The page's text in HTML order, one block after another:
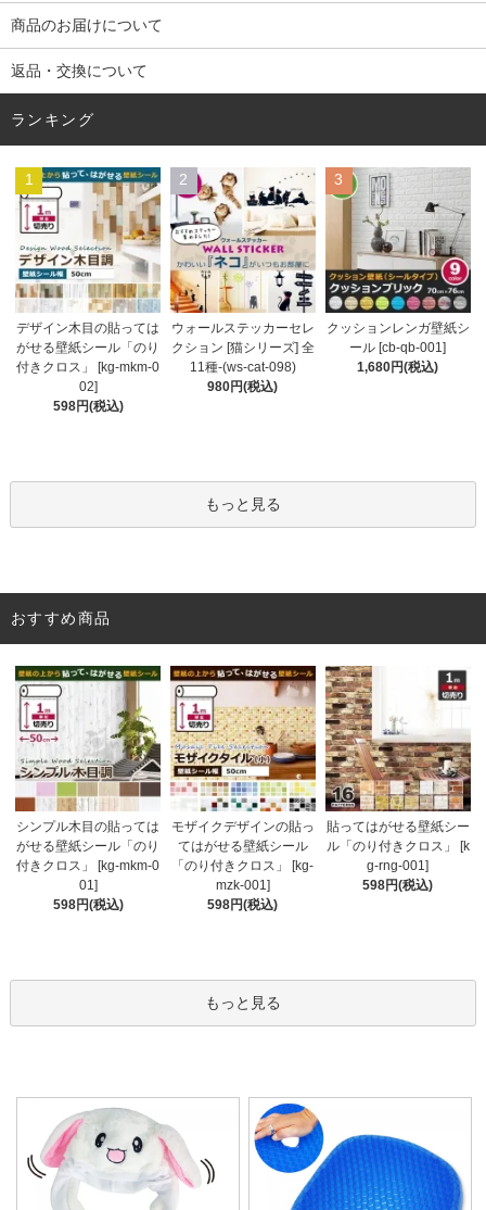
商品のお届けについて
返品・交換について
ランキング
1
デザイン木目の貼っては
がせる壁紙シール「のり
付きクロス」 [kg-mkm-0
02]
598円(税込)
2
ウォールステッカーセレ
クション [猫シリーズ] 全
11種-(ws-cat-098)
980円(税込)
3
クッションレンガ壁紙シ
ール [cb-qb-001]
1,680円(税込)
もっと見る
おすすめ商品
シンプル木目の貼っては
がせる壁紙シール「のり
付きクロス」 [kg-mkm-0
01]
598円(税込)
モザイクデザインの貼っ
てはがせる壁紙シール
「のり付きクロス」 [kg-
mzk-001]
598円(税込)
貼ってはがせる壁紙シー
ル「のり付きクロス」 [k
g-rng-001]
598円(税込)
もっと見る